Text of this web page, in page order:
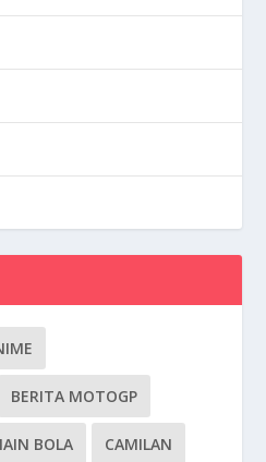
BERITA MOTOGP
BOLA CAMILAN